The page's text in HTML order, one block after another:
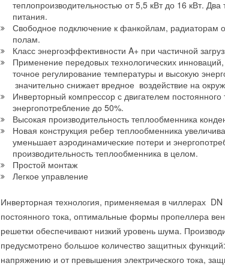
теплопроизводительностью от 5,5 кВт до 16 кВт.
питания.
Свободное подключение к фанкойлам, радиаторам
полам.
Класс энергоэффективности A+ при частичной
Применение передовых технологических
точное регулирование температуры и высокую
значительно снижает вредное воздействие на
Инверторный компрессор с двигателем постоянного
энергопотребление до 50%.
Высокая производительность теплообменника
Новая конструкция ребер теплообменника
уменьшает аэродинамические потери и
производительность теплообменника в целом.
Простой монтаж
Легкое управление
Инверторная технология, применяемая в чиллерах DN
постоянного тока, оптимальные формы пропеллера
решетки обеспечивают низкий уровень шума.
предусмотрено большое количество защитных
напряжению и от превышения электрического тока,
Богатый функционал регулятора Buderus Logamatic
дизайн, гармонично сочетающийся с дизайном
Buderus, позволяют привнести как дополнительный
в интерьер любой квартиры или дома.
месяцев 2016 финансового года сократился на 1% до
сравнении с аналогичным периодом прошлого года.
Объем продаж внутри Японии снизился,
продаж фотоэлектрических систем, а также
строительства, хотя продажи потребительской
стабильными.
Продажи Panasonic за рубежом увеличились во многом
курса иены и увеличению продаж B2B (решения для
Продажи компонентов и телевизионной техники
сокращением маркетинговой активности и большей
Операционная прибыль увеличилась на 10% до 320,3
с аналогичным периодом прошлого года. Этому
реструктуризация Panasonic, сокращение
и большая ориентация на товары премиального
прибыль в рассматриваемый период увеличилась на
млрд иен. Чистая прибыль Panasonic выросла на 14%